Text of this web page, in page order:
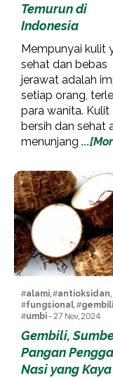
Temurun di
Indonesia
Mempunyai kulit
sehat dan bebas
jerawat adalah
setiap orang,
para wanita. Kulit
bersih dan sehat
menunjang
#alami, #antioksidan,
#fungsional, #gembili
#umbi- 27 Nov, 2024
Gembili,
Pangan
Nasi yang Kaya